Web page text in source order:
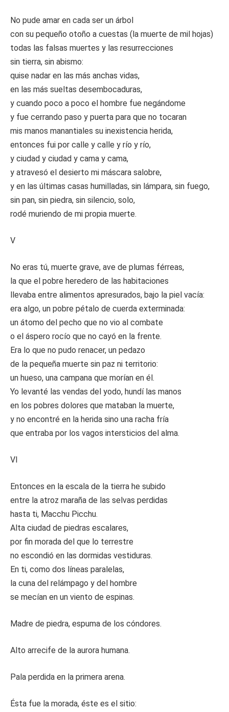
No pude amar en cada ser un árbol
con su pequeño otoño a cuestas (la muerte de mil hojas)
todas las falsas muertes y las resurrecciones
sin tierra, sin abismo:
quise nadar en las más anchas vidas,
en las más sueltas desembocaduras,
y cuando poco a poco el hombre fue negándome
y fue cerrando paso y puerta para que no tocaran
mis manos manantiales su inexistencia herida,
entonces fui por calle y calle y río y río,
y ciudad y ciudad y cama y cama,
y atravesó el desierto mi máscara salobre,
y en las últimas casas humilladas, sin lámpara, sin fuego,
sin pan, sin piedra, sin silencio, solo,
rodé muriendo de mi propia muerte.
V
No eras tú, muerte grave, ave de plumas férreas,
la que el pobre heredero de las habitaciones
llevaba entre alimentos apresurados, bajo la piel vacía:
era algo, un pobre pétalo de cuerda exterminada:
un átomo del pecho que no vio al combate
o el áspero rocío que no cayó en la frente.
Era lo que no pudo renacer, un pedazo
de la pequeña muerte sin paz ni territorio:
un hueso, una campana que morían en él.
Yo levanté las vendas del yodo, hundí las manos
en los pobres dolores que mataban la muerte,
y no encontré en la herida sino una racha fría
que entraba por los vagos intersticios del alma.
VI
Entonces en la escala de la tierra he subido
entre la atroz maraña de las selvas perdidas
hasta ti, Macchu Picchu.
Alta ciudad de piedras escalares,
por fin morada del que lo terrestre
no escondió en las dormidas vestiduras.
En ti, como dos líneas paralelas,
la cuna del relámpago y del hombre
se mecían en un viento de espinas.
Madre de piedra, espuma de los cóndores.
Alto arrecife de la aurora humana.
Pala perdida en la primera arena.
Ésta fue la morada, éste es el sitio: